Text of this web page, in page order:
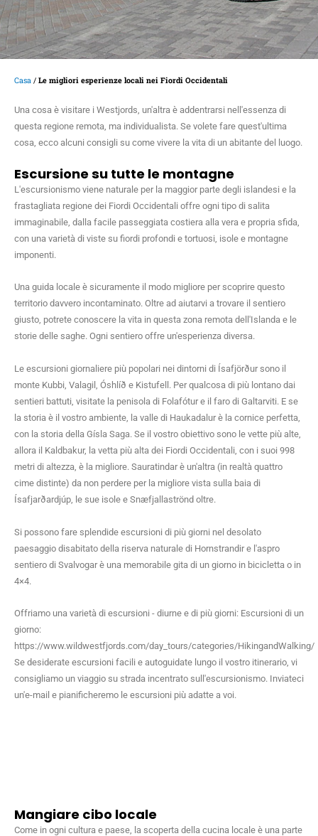
Casa / Le migliori esperienze locali nei Fiordi Occidentali
Una cosa è visitare i Westjords, un'altra è addentrarsi nell'essenza di
questa regione remota, ma individualista. Se volete fare quest'ultima
cosa, ecco alcuni consigli su come vivere la vita di un abitante del luogo.
Escursione su tutte le montagne
L'escursionismo viene naturale per la maggior parte degli islandesi e la
frastagliata regione dei Fiordi Occidentali offre ogni tipo di salita
immaginabile, dalla facile passeggiata costiera alla vera e propria sfida,
con una varietà di viste su fiordi profondi e tortuosi, isole e montagne
imponenti.
Una guida locale è sicuramente il modo migliore per scoprire questo
territorio davvero incontaminato. Oltre ad aiutarvi a trovare il sentiero
giusto, potrete conoscere la vita in questa zona remota dell'Islanda e le
storie delle saghe. Ogni sentiero offre un'esperienza diversa.
Le escursioni giornaliere più popolari nei dintorni di Ísafjörður sono il
monte Kubbi, Valagil, Óshlíð e Kistufell. Per qualcosa di più lontano dai
sentieri battuti, visitate la penisola di Folafótur e il faro di Galtarviti. E se
la storia è il vostro ambiente, la valle di Haukadalur è la cornice perfetta,
con la storia della Gísla Saga. Se il vostro obiettivo sono le vette più alte,
allora il Kaldbakur, la vetta più alta dei Fiordi Occidentali, con i suoi 998
metri di altezza, è la migliore. Sauratindar è un'altra (in realtà quattro
cime distinte) da non perdere per la migliore vista sulla baia di
Ísafjarðardjúp, le sue isole e Snæfjallaströnd oltre.
Si possono fare splendide escursioni di più giorni nel desolato
paesaggio disabitato della riserva naturale di Hornstrandir e l'aspro
sentiero di Svalvogar è una memorabile gita di un giorno in bicicletta o in
4×4.
Offriamo una varietà di escursioni - diurne e di più giorni: Escursioni di un
giorno:
https://www.wildwestfjords.com/day_tours/categories/HikingandWalking/
Se desiderate escursioni facili e autoguidate lungo il vostro itinerario, vi
consigliamo un viaggio su strada incentrato sull'escursionismo. Inviateci
un'e-mail e pianificheremo le escursioni più adatte a voi.
Mangiare cibo locale
Come in ogni cultura e paese, la scoperta della cucina locale è una parte